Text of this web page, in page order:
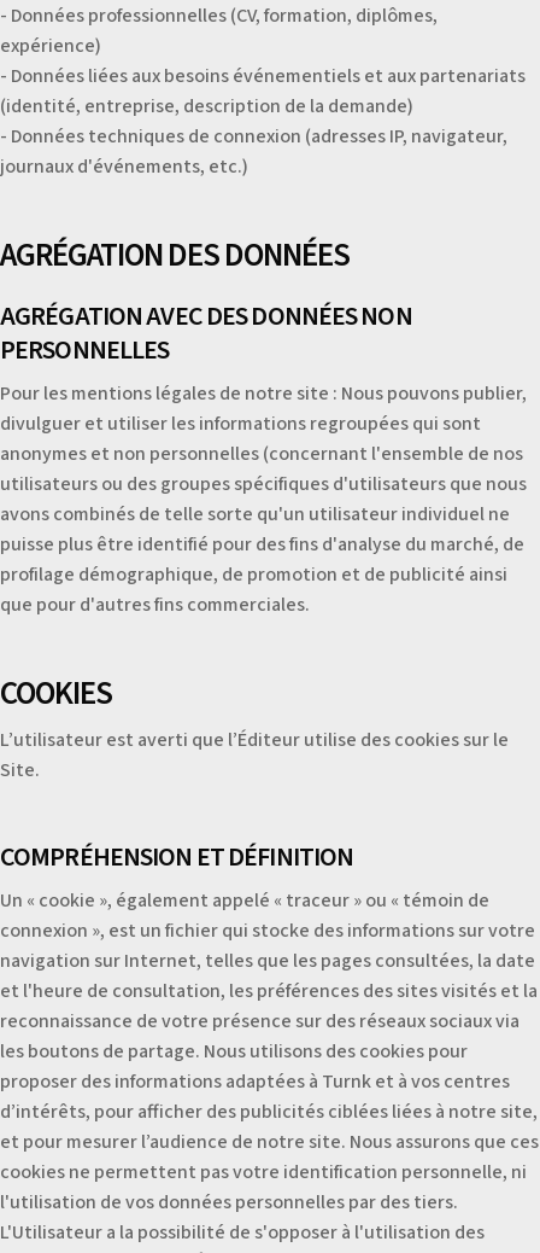
- Données professionnelles (CV, formation, diplômes,
expérience)
- Données liées aux besoins événementiels et aux partenariats
(identité, entreprise, description de la demande)
- Données techniques de connexion (adresses IP, navigateur,
journaux d'événements, etc.)
AGRÉGATION DES DONNÉES
AGRÉGATION AVEC DES DONNÉES NON
PERSONNELLES
Pour les mentions légales de notre site : Nous pouvons publier,
divulguer et utiliser les informations regroupées qui sont
anonymes et non personnelles (concernant l'ensemble de nos
utilisateurs ou des groupes spécifiques d'utilisateurs que nous
avons combinés de telle sorte qu'un utilisateur individuel ne
puisse plus être identifié pour des fins d'analyse du marché, de
profilage démographique, de promotion et de publicité ainsi
que pour d'autres fins commerciales.
COOKIES
L’utilisateur est averti que l’Éditeur utilise des cookies sur le
Site.
COMPRÉHENSION ET DÉFINITION
Un « cookie », également appelé « traceur » ou « témoin de
connexion », est un fichier qui stocke des informations sur votre
navigation sur Internet, telles que les pages consultées, la date
et l'heure de consultation, les préférences des sites visités et la
reconnaissance de votre présence sur des réseaux sociaux via
les boutons de partage. Nous utilisons des cookies pour
proposer des informations adaptées à Turnk et à vos centres
d’intérêts, pour afficher des publicités ciblées liées à notre site,
et pour mesurer l’audience de notre site. Nous assurons que ces
cookies ne permettent pas votre identification personnelle, ni
l'utilisation de vos données personnelles par des tiers.
L'Utilisateur a la possibilité de s'opposer à l'utilisation des